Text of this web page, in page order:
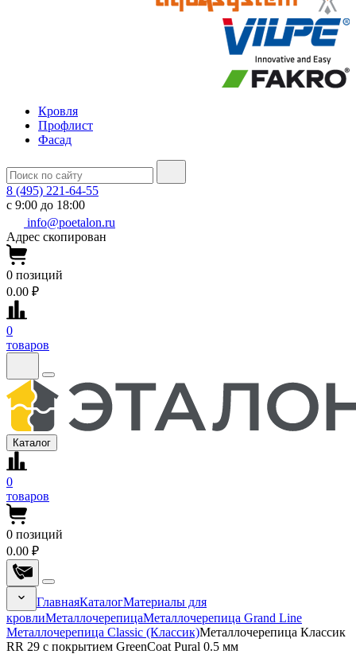
Кровля
Профлист
Фасад
8 (495) 221-64-55
с 9:00 до 18:00
info@poetalon.ru
Адрес скопирован
0 позиций
0.00 ₽
0
товаров
Каталог
0
товаров
0 позиций
0.00 ₽
ГлавнаяКаталогМатериалы для
кровлиМеталлочерепицаМеталлочерепица Grand Line
Металлочерепица Classic (Классик)Металлочерепица Классик
RR 29 с покрытием GreenCoat Pural 0.5 мм